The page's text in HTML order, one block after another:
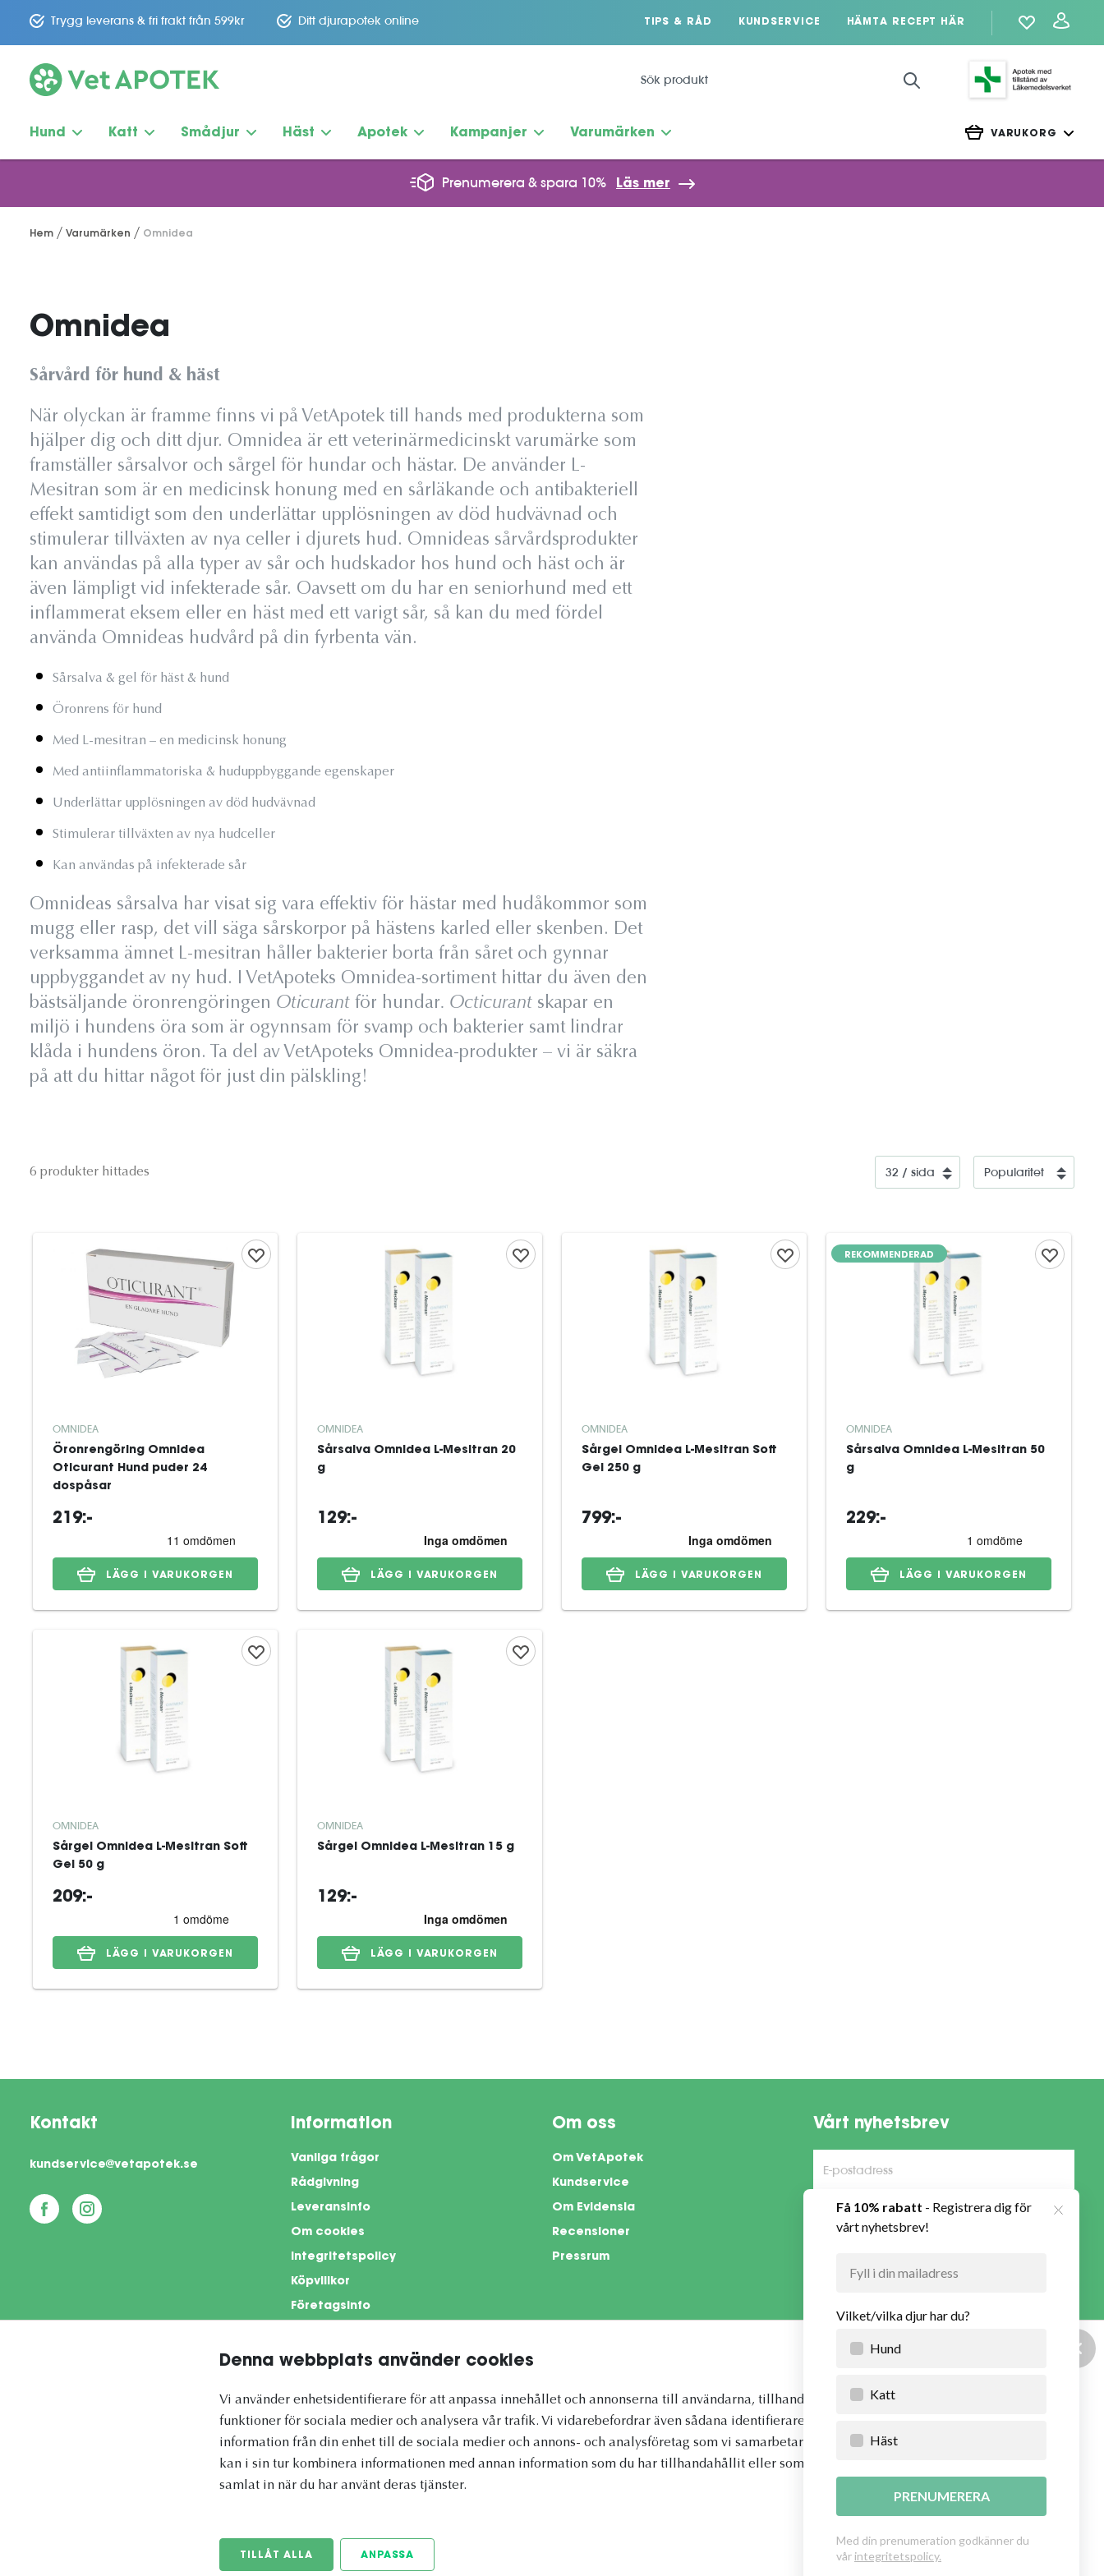
Denna webbplats använder cookies
Vi använder enhetsidentifierare för att anpassa innehållet och annonserna till användarna, tillhandahålla
funktioner för sociala medier och analysera vår trafik. Vi vidarebefordrar även sådana identifierare och annan
information från din enhet till de sociala medier och annons- och analysföretag som vi samarbetar med. Dessa
kan i sin tur kombinera informationen med annan information som du har tillhandahållit eller som de har
samlat in när du har använt deras tjänster.
TILLÅT ALLA ANPASSA
Trygg leverans & fri frakt från 599kr Ditt djurapotek online TIPS & RÅD KUNDSERVICE HÄMTA RECEPT HÄR
Hund Katt Smådjur Häst Apotek Kampanjer Varumärken VARUKORG
Prenumerera & spara 10% Läs mer
Hem Varumärken Omnidea
Omnidea
Sårvård för hund & häst
När olyckan är framme finns vi på VetApotek till hands med produkterna som
hjälper dig och ditt djur. Omnidea är ett veterinärmedicinskt varumärke som
framställer sårsalvor och sårgel för hundar och hästar. De använder L-
Mesitran som är en medicinsk honung med en sårläkande och antibakteriell
effekt samtidigt som den underlättar upplösningen av död hudvävnad och
stimulerar tillväxten av nya celler i djurets hud. Omnideas sårvårdsprodukter
kan användas på alla typer av sår och hudskador hos hund och häst och är
även lämpligt vid infekterade sår. Oavsett om du har en seniorhund med ett
inflammerat eksem eller en häst med ett varigt sår, så kan du med fördel
använda Omnideas hudvård på din fyrbenta vän.
Sårsalva & gel för häst & hund
Öronrens för hund
Med L-mesitran – en medicinsk honung
Med antiinflammatoriska & huduppbyggande egenskaper
Underlättar upplösningen av död hudvävnad
Stimulerar tillväxten av nya hudceller
Kan användas på infekterade sår
Omnideas sårsalva har visat sig vara effektiv för hästar med hudåkommor som
mugg eller rasp, det vill säga sårskorpor på hästens karled eller skenben. Det
verksamma ämnet L-mesitran håller bakterier borta från såret och gynnar
uppbyggandet av ny hud. I VetApoteks Omnidea-sortiment hittar du även den
bästsäljande öronrengöringen Oticurant för hundar. Octicurant skapar en
miljö i hundens öra som är ogynnsam för svamp och bakterier samt lindrar
klåda i hundens öron. Ta del av VetApoteks Omnidea-produkter – vi är säkra
på att du hittar något för just din pälskling!
6 produkter hittades
OMNIDEA
Öronrengöring Omnidea
Oticurant Hund puder 24
dospåsar
219:-
LÄGG I VARUKORGEN
OMNIDEA
Sårsalva Omnidea L-Mesitran 20
g
129:-
LÄGG I VARUKORGEN
OMNIDEA
Sårgel Omnidea L-Mesitran Soft
Gel 250 g
799:-
LÄGG I VARUKORGEN
REKOMMENDERAD
OMNIDEA
Sårsalva Omnidea L-Mesitran 50
g
229:-
LÄGG I VARUKORGEN
OMNIDEA
Sårgel Omnidea L-Mesitran Soft
Gel 50 g
209:-
LÄGG I VARUKORGEN
OMNIDEA
Sårgel Omnidea L-Mesitran 15 g
129:-
LÄGG I VARUKORGEN
Kontakt
kundservice@vetapotek.se
Information
Vanliga frågor
Rådgivning
Leveransinfo
Om cookies
Integritetspolicy
Köpvillkor
Företagsinfo
Om oss
Om VetApotek
Kundservice
Om Evidensia
Recensioner
Pressrum
Vårt nyhetsbrev
Anmäl mig
rättigheter du som registrerad har, vänligen se
This site is protected by reCAPTCHA and the Google